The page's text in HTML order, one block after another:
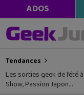
ADOS
Tendances
Les sorties geek de l’été
Show, Passion Japon…